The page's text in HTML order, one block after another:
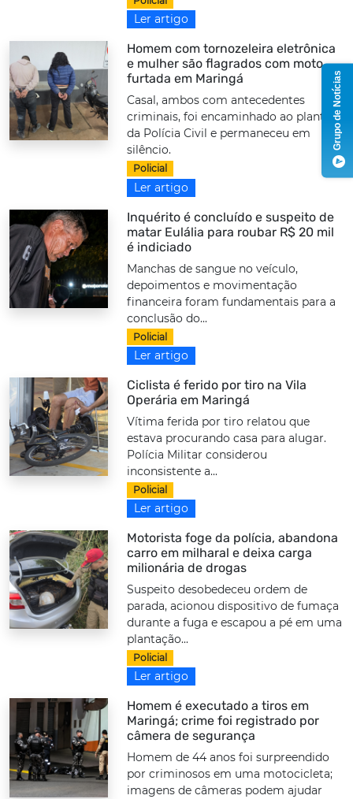
Ler artigo
Homem com tornozeleira eletrônica
e mulher são flagrados com moto
furtada em Maringá
Casal, ambos com antecedentes
criminais, foi encaminhado ao plantão
da Polícia Civil e permaneceu em
silêncio.
Policial
Ler artigo
Inquérito é concluído e suspeito de
matar Eulália para roubar R$ 20 mil
é indiciado
Manchas de sangue no veículo,
depoimentos e movimentação
financeira foram fundamentais para a
conclusão do...
Policial
Ler artigo
Ciclista é ferido por tiro na Vila
Operária em Maringá
Vítima ferida por tiro relatou que
estava procurando casa para alugar.
Polícia Militar considerou
inconsistente a...
Policial
Ler artigo
Motorista foge da polícia, abandona
carro em milharal e deixa carga
milionária de drogas
Suspeito desobedeceu ordem de
parada, acionou dispositivo de fumaça
durante a fuga e escapou a pé em uma
plantação...
Policial
Ler artigo
Homem é executado a tiros em
Maringá; crime foi registrado por
câmera de segurança
Homem de 44 anos foi surpreendido
por criminosos em uma motocicleta;
imagens de câmeras podem ajudar
Grupo de Notícias